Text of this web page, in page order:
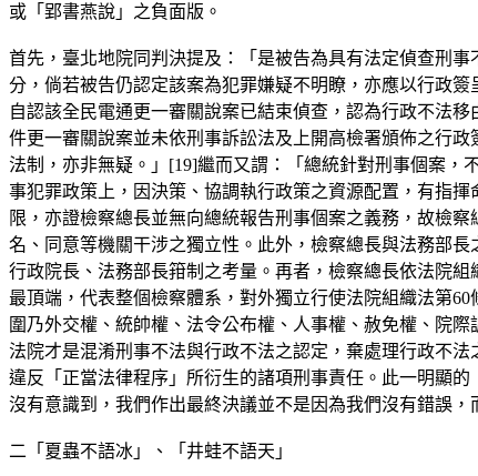
或「郢書燕說」之負面版。
首先，臺北地院同判決提及：「是被告為具有法定偵查刑
分，倘若被告仍認定該案為犯罪嫌疑不明瞭，亦應以行政
自認該全民電通更一審關說案已結束偵查，認為行政不法
件更一審關說案並未依刑事訴訟法及上開高檢署頒佈之行
法制，亦非無疑。」[19]繼而又謂：「總統針對刑事個案，
事犯罪政策上，因決策、協調執行政策之資源配置，有指
限，亦證檢察總長並無向總統報告刑事個案之義務，故檢
名、同意等機關干涉之獨立性。此外，檢察總長與法務部
行政院長、法務部長箝制之考量。再者，檢察總長依法院
最頂端，代表整個檢察體系，對外獨立行使法院組織法第
圍乃外交權、統帥權、法令公布權、人事權、赦免權、院
法院才是混淆刑事不法與行政不法之認定，棄處理行政不
違反「正當法律程序」所衍生的諸項刑事責任。此一明顯的
沒有意識到，我們作出最終決議並不是因為我們沒有錯誤
二「夏蟲不語冰」、「井蛙不語天」